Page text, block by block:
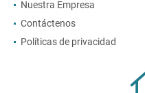
Nuestra Empresa
Contáctenos
Políticas de privacidad